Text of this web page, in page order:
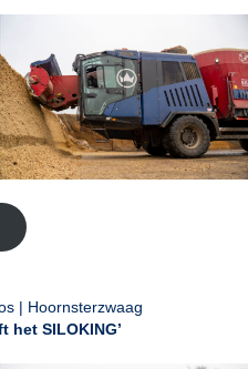
| Hoornsterzwaag
het SILOKING’